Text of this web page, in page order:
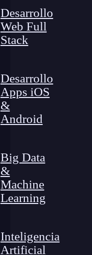
Desarrollo
Web Full
Stack
Desarrollo
Apps iOS
&
Android
Big Data
&
Machine
Learning
Inteligencia
Artificial